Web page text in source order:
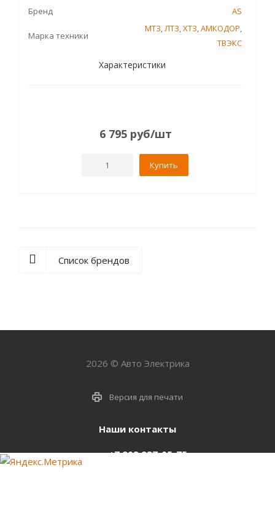
Бренд AS
Марка техники
МТЗ,ЛТЗ,ХТЗ,АМКОДОР,
ТВЭКС
Характеристики
6 795руб/шт
Купить
Список брендов
2026 © Авто Электрика
Версия для печати
Наши контакты
+7 903 937-05-75